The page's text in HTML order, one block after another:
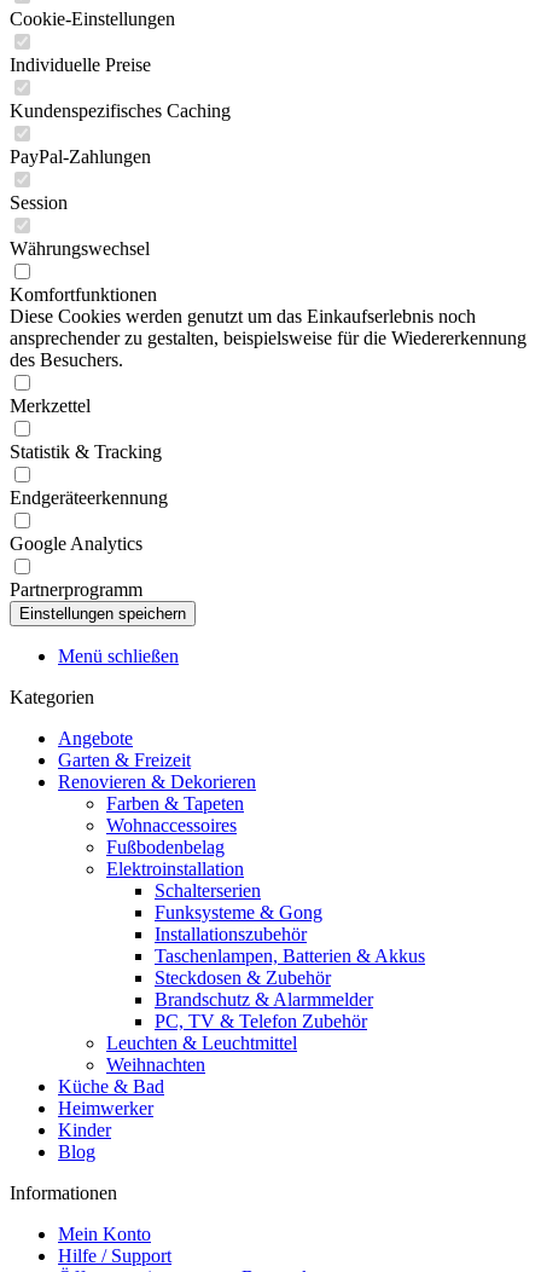
Cookie-Einstellungen
Individuelle Preise
Kundenspezifisches Caching
PayPal-Zahlungen
Session
Währungswechsel
Komfortfunktionen
Diese Cookies werden genutzt um das Einkaufserlebnis noch
ansprechender zu gestalten, beispielsweise für die Wiedererkennung
des Besuchers.
Merkzettel
Statistik & Tracking
Endgeräteerkennung
Google Analytics
Partnerprogramm
Menü schließen
Kategorien
Angebote
Garten & Freizeit
Renovieren & Dekorieren
Farben & Tapeten
Wohnaccessoires
Fußbodenbelag
Elektroinstallation
Schalterserien
Funksysteme & Gong
Installationszubehör
Taschenlampen, Batterien & Akkus
Steckdosen & Zubehör
Brandschutz & Alarmmelder
PC, TV & Telefon Zubehör
Leuchten & Leuchtmittel
Weihnachten
Küche & Bad
Heimwerker
Kinder
Blog
Informationen
Mein Konto
Hilfe / Support